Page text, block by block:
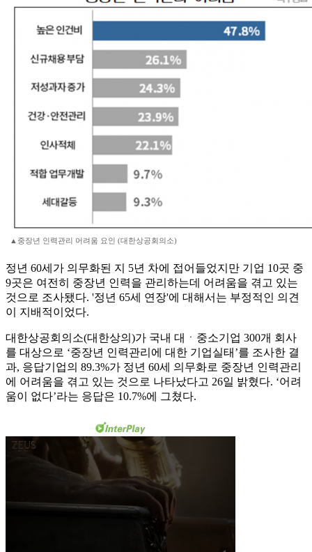
▲중장년 인력관리 어려움 요인 (대한상공회의소)
정년 60세가 의무화된 지 5년 차에 접어들었지만 기업 10곳 중
9곳은 여전히 중장년 인력을 관리하는데 어려움을 겪고 있는
것으로 조사됐다. '정년 65세 연장'에 대해서는 부정적인 의견
이 지배적이었다.
대한상공회의소(대한상의)가 국내 대ㆍ중소기업 300개 회사
를 대상으로 ‘중장년 인력관리에 대한 기업실태’를 조사한 결
과, 응답기업의 89.3%가 정년 60세 의무화로 중장년 인력관리
에 어려움을 겪고 있는 것으로 나타났다고 26일 밝혔다. ‘어려
움이 없다’라는 응답은 10.7%에 그쳤다.